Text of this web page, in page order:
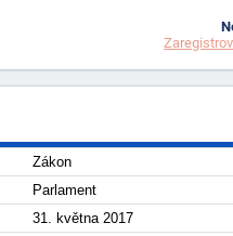
Zákon
Parlament
31. května 2017